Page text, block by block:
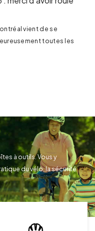
vient de se
toutes les
à outils. Vous y
du vélo, la sécurité